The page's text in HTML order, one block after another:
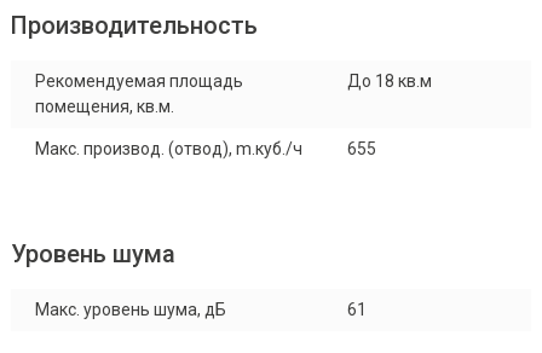
Производительность
Рекомендуемая площадь
помещения, кв.м.
До 18 кв.м
Макс. производ. (отвод), m.куб./ч 655
Уровень шума
Макс. уровень шума, дБ 61